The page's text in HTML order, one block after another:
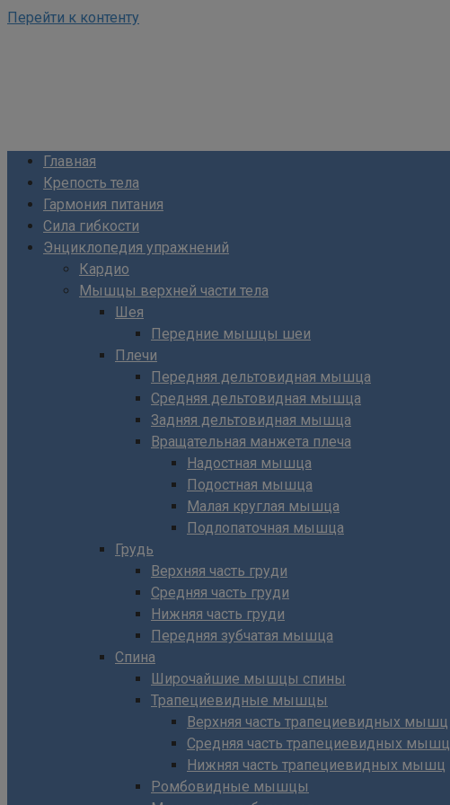
Перейти к контенту
Сайт о фитнесе и питании
Главная
Крепость тела
Гармония питания
Сила гибкости
Энциклопедия упражнений
Кардио
Мышцы верхней части тела
Шея
Передние мышцы шеи
Плечи
Передняя дельтовидная мышца
Средняя дельтовидная мышца
Задняя дельтовидная мышца
Вращательная манжета плеча
Надостная мышца
Подостная мышца
Малая круглая мышца
Подлопаточная мышца
Грудь
Верхняя часть груди
Средняя часть груди
Нижняя часть груди
Передняя зубчатая мышца
Спина
Широчайшие мышцы спины
Трапециевидные мышцы
Верхняя часть трапециевидных мышц
Средняя часть трапециевидных мышц
Нижняя часть трапециевидных мышц
Ромбовидные мышцы